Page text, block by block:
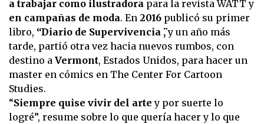
a trabajar como ilustradora para la revista WATT y
en campañas de moda. En 2016 publicó su primer
libro, “Diario de Supervivencia ̈,y un año más
tarde, partió otra vez hacia nuevos rumbos, con
destino a Vermont, Estados Unidos, para hacer un
master en cómics en The Center For Cartoon
Studies.
“Siempre quise vivir del arte y por suerte lo
logré”, resume sobre lo que quería hacer y lo que